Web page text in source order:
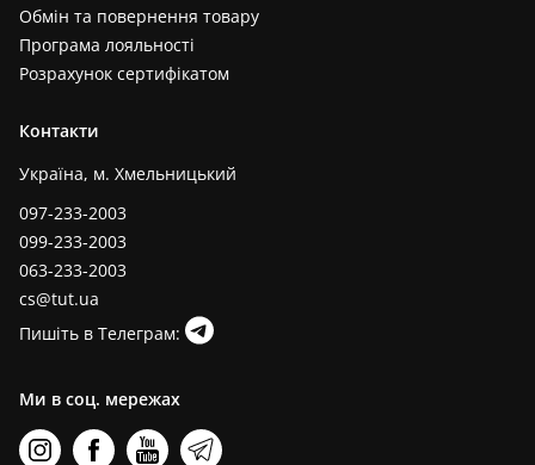
Обмін та повернення товару
Програма лояльності
Розрахунок сертифікатом
Контакти
Україна, м. Хмельницький
097-233-2003
099-233-2003
063-233-2003
cs@tut.ua
Пишіть в Телеграм:
Ми в соц. мережах